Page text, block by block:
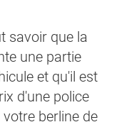
savoir que la
une partie
et qu'il est
d'une police
berline de